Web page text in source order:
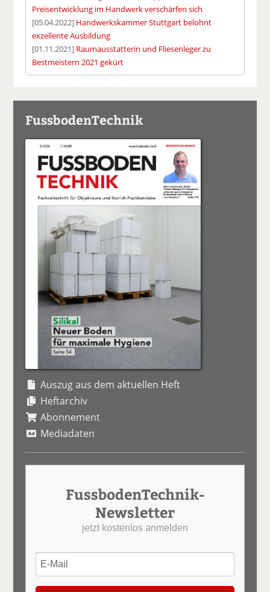
Preisentwicklung im Handwerk verschärfen sich
[05.04.2022] Handwerkskammer Stuttgart belohnt
exzellente Ausbildung
[01.11.2021] Raumausstatterin und Fliesenleger zu
Bestmeistern 2021 gekürt
FussbodenTechnik
Auszug aus dem aktuellen Heft
Heftarchiv
Abonnement
Mediadaten
FussbodenTechnik-
Newsletter
jetzt kostenlos anmelden